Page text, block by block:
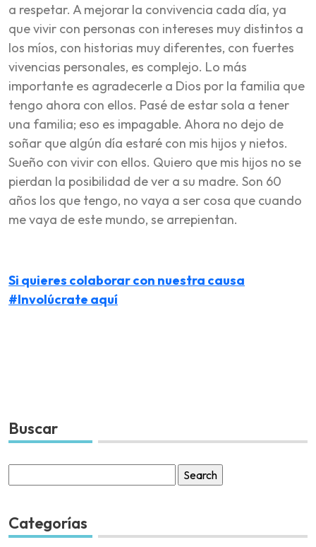
a respetar. A mejorar la convivencia cada día, ya
que vivir con personas con intereses muy distintos a
los míos, con historias muy diferentes, con fuertes
vivencias personales, es complejo. Lo más
importante es agradecerle a Dios por la familia que
tengo ahora con ellos. Pasé de estar sola a tener
una familia; eso es impagable. Ahora no dejo de
soñar que algún día estaré con mis hijos y nietos.
Sueño con vivir con ellos. Quiero que mis hijos no se
pierdan la posibilidad de ver a su madre. Son 60
años los que tengo, no vaya a ser cosa que cuando
me vaya de este mundo, se arrepientan.
Si quieres colaborar con nuestra causa
#Involúcrate aquí
Buscar
for:
Categorías